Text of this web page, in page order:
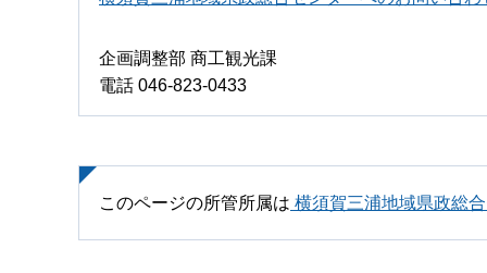
企画調整部 商工観光課
電話 046-823-0433
このページの所管所属は 横須賀三浦地域県政総